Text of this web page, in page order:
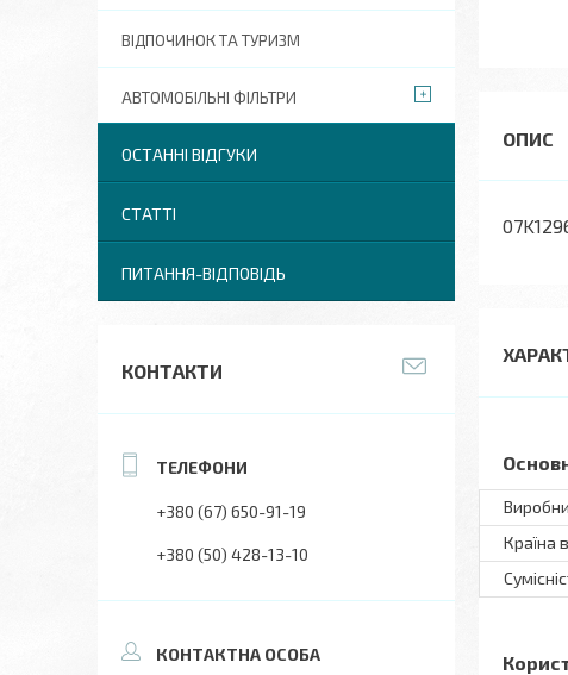
Країна
ВІДПОЧИНОК ТА ТУРИЗМ
АВТОМОБІЛЬНІ ФІЛЬТРИ
ОСТАННІ ВІДГУКИ
СТАТТІ
ПИТАННЯ-ВІДПОВІДЬ
КОНТАКТИ
+380 (67) 650-91-19
+380 (50) 428-13-10